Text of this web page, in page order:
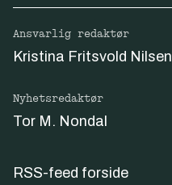
Ansvarlig redaktør
Kristina Fritsvold Nilsen
Nyhetsredaktør
Tor M. Nondal
RSS-feed forside